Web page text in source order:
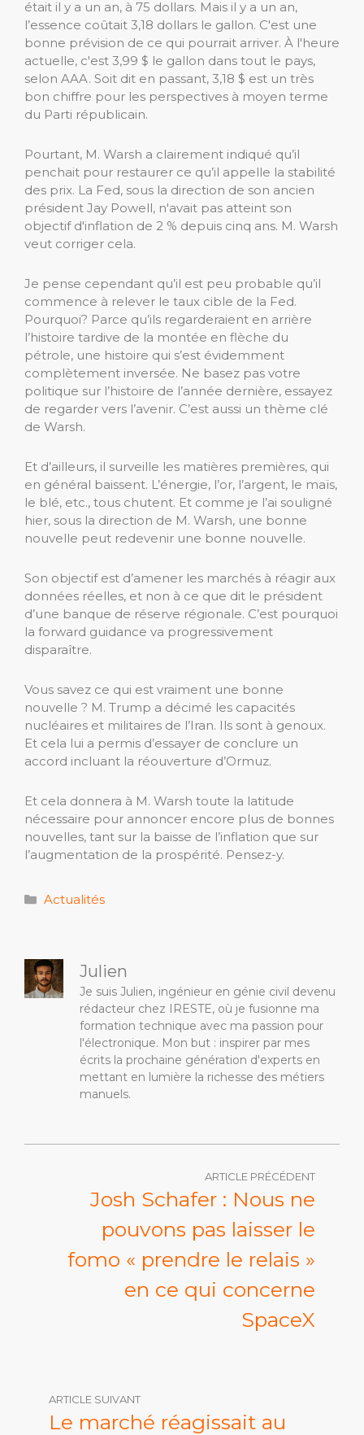
était il y a un an, à 75 dollars. Mais il y a un an,
l’essence coûtait 3,18 dollars le gallon. C'est une
bonne prévision de ce qui pourrait arriver. À l'heure
actuelle, c'est 3,99 $ le gallon dans tout le pays,
selon AAA. Soit dit en passant, 3,18 $ est un très
bon chiffre pour les perspectives à moyen terme
du Parti républicain.
Pourtant, M. Warsh a clairement indiqué qu’il
penchait pour restaurer ce qu’il appelle la stabilité
des prix. La Fed, sous la direction de son ancien
président Jay Powell, n'avait pas atteint son
objectif d'inflation de 2 % depuis cinq ans. M. Warsh
veut corriger cela.
Je pense cependant qu’il est peu probable qu’il
commence à relever le taux cible de la Fed.
Pourquoi? Parce qu’ils regarderaient en arrière
l’histoire tardive de la montée en flèche du
pétrole, une histoire qui s’est évidemment
complètement inversée. Ne basez pas votre
politique sur l’histoire de l’année dernière, essayez
de regarder vers l’avenir. C’est aussi un thème clé
de Warsh.
Et d’ailleurs, il surveille les matières premières, qui
en général baissent. L’énergie, l’or, l’argent, le maïs,
le blé, etc., tous chutent. Et comme je l’ai souligné
hier, sous la direction de M. Warsh, une bonne
nouvelle peut redevenir une bonne nouvelle.
Son objectif est d’amener les marchés à réagir aux
données réelles, et non à ce que dit le président
d’une banque de réserve régionale. C’est pourquoi
la forward guidance va progressivement
disparaître.
Vous savez ce qui est vraiment une bonne
nouvelle ? M. Trump a décimé les capacités
nucléaires et militaires de l’Iran. Ils sont à genoux.
Et cela lui a permis d’essayer de conclure un
accord incluant la réouverture d’Ormuz.
Et cela donnera à M. Warsh toute la latitude
nécessaire pour annoncer encore plus de bonnes
nouvelles, tant sur la baisse de l’inflation que sur
l’augmentation de la prospérité. Pensez-y.
Catégories
Actualités
Julien
Je suis Julien, ingénieur en génie civil devenu
rédacteur chez IRESTE, où je fusionne ma
formation technique avec ma passion pour
l'électronique. Mon but : inspirer par mes
écrits la prochaine génération d'experts en
mettant en lumière la richesse des métiers
manuels.
ARTICLE PRÉCÉDENT
Josh Schafer : Nous ne
pouvons pas laisser le
fomo « prendre le relais »
en ce qui concerne
SpaceX
ARTICLE SUIVANT
Le marché réagissait au